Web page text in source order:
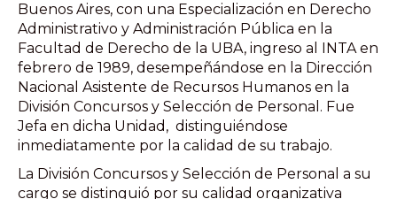
Buenos Aires, con una Especialización en Derecho
Administrativo y Administración Pública en la
Facultad de Derecho de la UBA, ingreso al INTA en
febrero de 1989, desempeñándose en la Dirección
Nacional Asistente de Recursos Humanos en la
División Concursos y Selección de Personal. Fue
Jefa en dicha Unidad, distinguiéndose
inmediatamente por la calidad de su trabajo.
La División Concursos y Selección de Personal a su
cargo se distinguió por su calidad organizativa